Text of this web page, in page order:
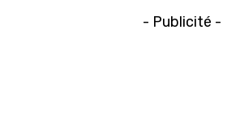
- Publicité -